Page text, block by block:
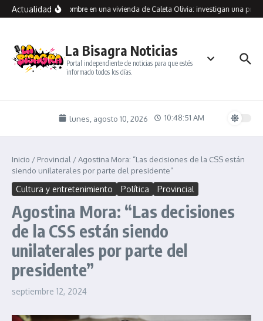
Saltar al contenido
Actualidad
muerto a un hombre en una vivienda de Caleta Olivia: investigan una
La Bisagra Noticias
Portal independiente de noticias para que estés
informado todos los días.
lunes, agosto 10, 2026 10:48:51 AM
Inicio / Provincial /Agostina Mora: “Las decisiones de la CSS están
siendo unilaterales por parte del presidente”
Cultura y entretenimiento Política Provincial
Agostina Mora: “Las decisiones
de la CSS están siendo
unilaterales por parte del
presidente”
septiembre 12, 2024